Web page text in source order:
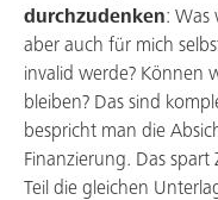
durchzudenken: Was
aber auch für mich
invalid werde? Können
bleiben? Das sind
bespricht man die
Finanzierung. Das
Teil die gleichen